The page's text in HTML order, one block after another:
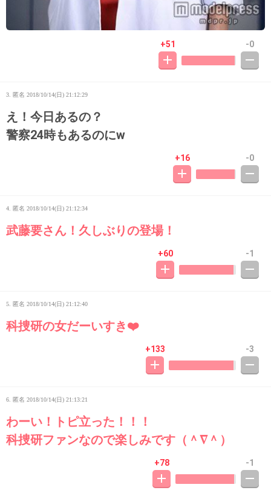
+51 -0
3. 匿名 2018/10/14(日) 21:12:29
え！今日あるの？
警察24時もあるのにw
+16 -0
4. 匿名 2018/10/14(日) 21:12:34
武藤要さん！久しぶりの登場！
+60 -1
5. 匿名 2018/10/14(日) 21:12:40
科捜研の女だーいすき❤️
+133 -3
6. 匿名 2018/10/14(日) 21:13:21
わーい！トピ立った！！！
科捜研ファンなので楽しみです（＾∇＾）
+78 -1